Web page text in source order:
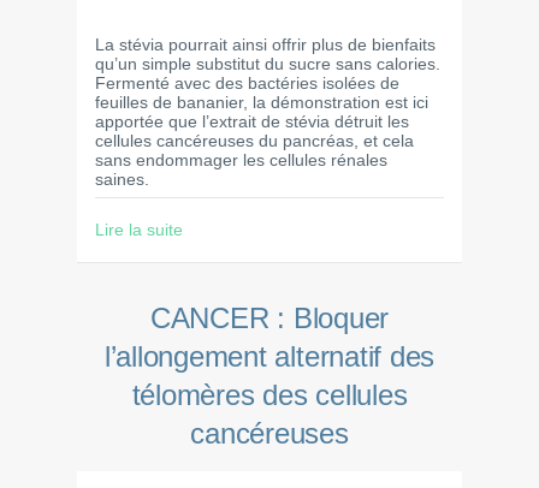
La stévia pourrait ainsi offrir plus de bienfaits
qu’un simple substitut du sucre sans calories.
Fermenté avec des bactéries isolées de
feuilles de bananier, la démonstration est ici
apportée que l’extrait de stévia détruit les
cellules cancéreuses du pancréas, et cela
sans endommager les cellules rénales
saines.
Lire la suite
CANCER : Bloquer
l’allongement alternatif des
télomères des cellules
cancéreuses